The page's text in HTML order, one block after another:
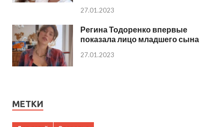
27.01.2023
Регина Тодоренко впервые
показала лицо младшего сына
27.01.2023
МЕТКИ